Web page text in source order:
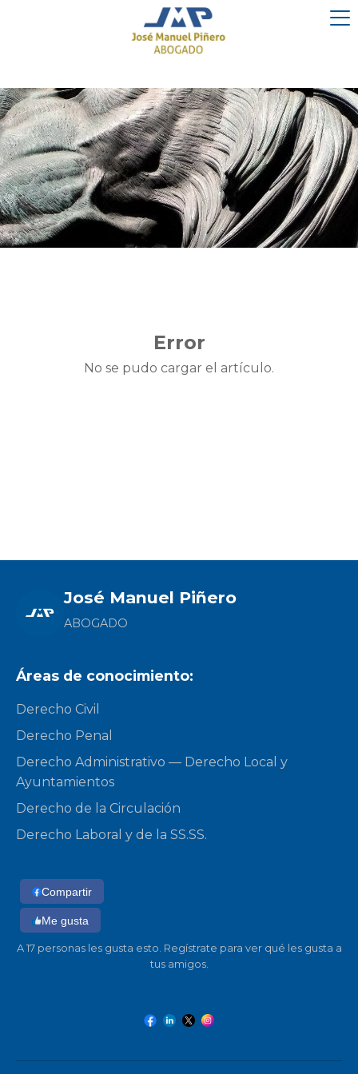
Error
No se pudo cargar el artículo.
José Manuel Piñero
ABOGADO
Áreas de conocimiento:
Derecho Civil
Derecho Penal
Derecho Administrativo — Derecho Local y
Ayuntamientos
Derecho de la Circulación
Derecho Laboral y de la SS.SS.
Compartir
Me gusta
A 17 personas les gusta esto. Regístrate para ver qué les gusta a
tus amigos.